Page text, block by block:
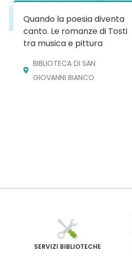
Quando la poesia diventa
canto. Le romanze di Tosti
tra musica e pittura
BIBLIOTECA DI SAN
GIOVANNI BIANCO
SERVIZI BIBLIOTECHE